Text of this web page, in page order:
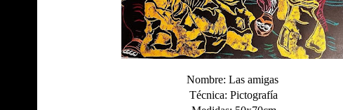
Nombre: Las amigas
Técnica: Pictografía